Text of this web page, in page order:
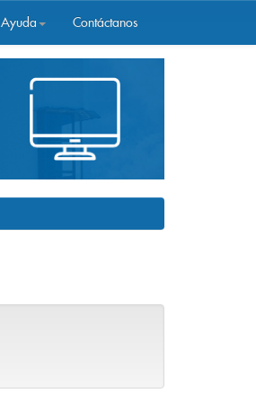
Ayuda Contáctanos